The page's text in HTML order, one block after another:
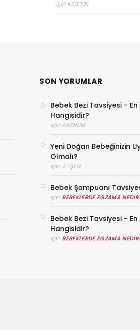
için KRISTIN
SON YORUMLAR
Bebek Bezi Tavsiyesi –
Hangisidir?
için ANONIM
Yeni Doğan Bebeğinizin
Olmalı?
için AYŞEN
Bebek Şampuanı
için BEBEKLERDE EGZAMA
Bebek Bezi Tavsiyesi –
Hangisidir?
için BEBEKLERDE EGZAMA